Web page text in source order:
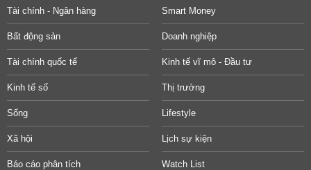
Tài chính - Ngân hàng Smart Money
Bất động sản Doanh nghiệp
Tài chính quốc tế Kinh tế vĩ mô - Đầu tư
Kinh tế số Thị trường
Sống Lifestyle
Xã hội Lịch sự kiện
Báo cáo phân tích Watch List